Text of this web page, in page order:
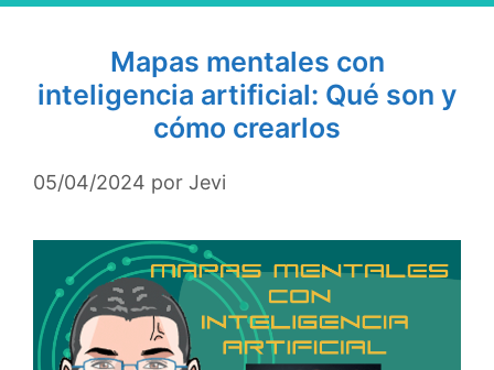
Mapas mentales con
inteligencia artificial: Qué son y
cómo crearlos
05/04/2024 por Jevi